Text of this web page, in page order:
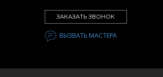
ЗАКАЗАТЬ ЗВОНОК
ВЫЗВАТЬ МАСТЕРА